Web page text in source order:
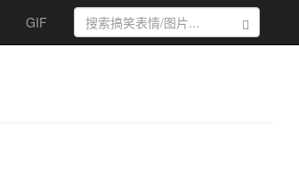
GIF 搜索